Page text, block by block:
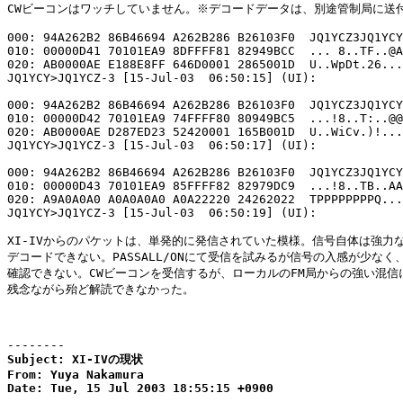
CWビーコンはワッチしていません。※デコードデータは、別途管制局に送
000: 94A262B2 86B46694 A262B286 B26103F0
010: 00000D41 70101EA9 8DFFFF81 82949BCC  ...
020: AB0000AE E188E8FF 646D0001 2865001D
JQ1YCY>JQ1YCZ-3 [15-Jul-03  06:50:15] (UI):
000: 94A262B2 86B46694 A262B286 B26103F0
010: 00000D42 70101EA9 74FFFF80 80949BC5
020: AB0000AE D287ED23 52420001 165B001D
JQ1YCY>JQ1YCZ-3 [15-Jul-03  06:50:17] (UI):
000: 94A262B2 86B46694 A262B286 B26103F0
010: 00000D43 70101EA9 85FFFF82 82979DC9
020: A9A0A0A0 A0A0A0A0 A0A22220 24262022
JQ1YCY>JQ1YCZ-3 [15-Jul-03  06:50:19] (UI):
XI-IVからのパケットは、単発的に発信されていた模様。信号自体は強力
デコードできない。PASSALL/ONにて受信を試みるが信号の入感が少なく
確認できない。CWビーコンを受信するが、ローカルのFM局からの強い混信
残念ながら殆ど解読できなかった。
--------
Subject: XI-IVの現状
From: Yuya Nakamura
Date: Tue, 15 Jul 2003 18:55:15 +0900